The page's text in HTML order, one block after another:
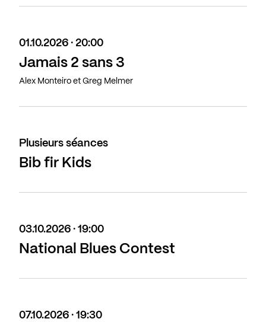
01.10.2026 · 20:00
Jamais 2 sans 3
Alex Monteiro et Greg Melmer
Plusieurs séances
Bib fir Kids
03.10.2026 · 19:00
National Blues Contest
07.10.2026 · 19:30